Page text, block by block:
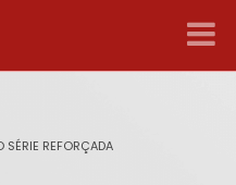
REFORÇADA